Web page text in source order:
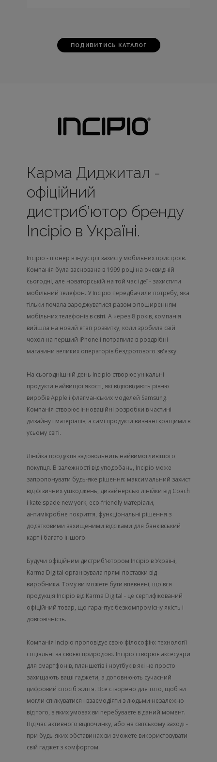
ПОДИВИТИСЬ КАТАЛОГ
Карма Диджитал -
офіційний
дистриб’ютор бренду
Incipio в Україні.
Incipio - піонер в індустрії захисту мобільних пристроїв.
Компанія була заснована в 1999 році на очевидній
сьогодні, але новаторській на той час ідеї - захистити
мобільний телефон. У Incipio передбачили потребу, яка
тільки почала зароджуватися разом з поширенням
мобільних телефонів в світі. А через 8 років, компанія
вийшла на новий етап розвитку, коли зробила свій
чохол на перший iPhone і потрапила в роздрібні
магазини великих операторів бездротового зв'язку.
На сьогоднішній день Incipio створює унікальні
продукти найвищої якості, які відповідають рівню
виробів Apple і флагманських моделей Samsung.
Компанія створює інноваційні розробки в частині
дизайну і матеріалів, а самі продукти визнані кращими в
усьому світі.
Лінійка продуктів задовольнить найвимогливішого
покупця. В залежності від уподобань, Incipio може
запропонувати будь-яке рішення: максимальний захист
від фізичних ушкоджень, дизайнерські лінійки від Coach
і kate spade new york, eco-friendly матеріали,
антимікробне покриття, функціональні рішення з
додатковими захищеними відсіками для банківський
карт і багато іншого.
Будучи офіційним дистриб'ютором Incipio в Україні,
Karma Digital організувала прямі поставки від
виробника. Тому ви можете бути впевнені, що вся
продукція Incipio від Karma Digital - це сертифікований
офіційний товар, що гарантує безкомпромісну якість і
довговічність.
Компанія Incipio проповідує свою філософію: технології
соціальні за своєю природою. Incipio створює аксесуари
для смартфонів, планшетів і ноутбуків які не просто
захищають ваші гаджети, а доповнюють сучасний
цифровий спосіб життя. Все створено для того, щоб ви
могли спілкуватися і взаємодіяти з людьми незалежно
від того, в яких умовах ви перебуваєте в даний момент.
Під час активного відпочинку, або на світському заході -
при будь-яких обставинах ви зможете використовувати
свій гаджет з комфортом.